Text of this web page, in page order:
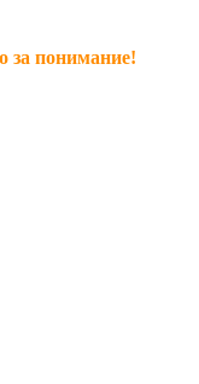
за понимание!